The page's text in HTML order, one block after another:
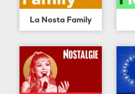
La Nosta Family